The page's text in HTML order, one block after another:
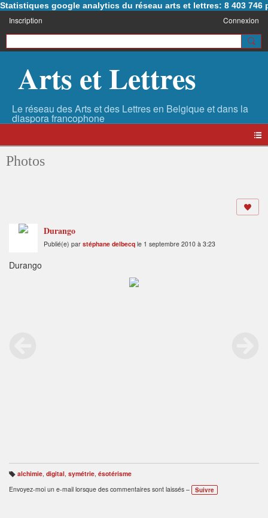
Statistiques google analytics du réseau arts et lettres: 8 403 746
Inscription Connexion
Arts et Lettres
Photos
Durango
Publié(e) par stéphane delbecq le 1 septembre 2010 à 3:23
Durango
B
ali
s
alchimie, digital, symétrie, ésotérisme
Envoyez-moi un e-mail lorsque des commentaires sont laissés –
Suivre